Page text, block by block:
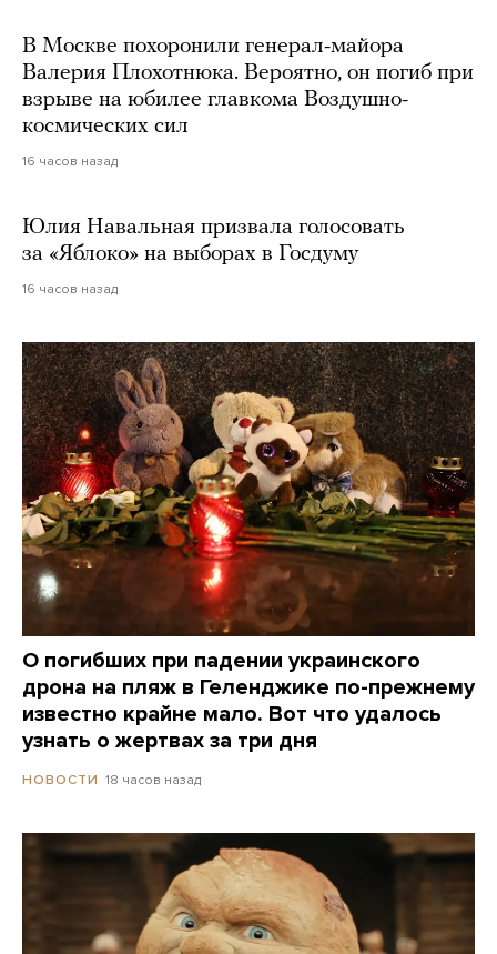
В Москве похоронили генерал-майора
Валерия Плохотнюка. Вероятно, он погиб при
взрыве на юбилее главкома Воздушно-
космических сил
16 часов назад
Юлия Навальная призвала голосовать
за «Яблоко» на выборах в Госдуму
16 часов назад
О погибших при падении украинского
дрона на пляж в Геленджике по-прежнему
известно крайне мало. Вот что удалось
узнать о жертвах за три дня
НОВОСТИ 18 часов назад